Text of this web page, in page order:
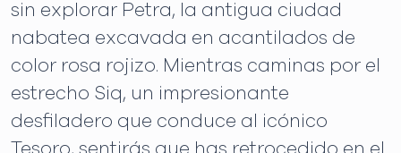
sin explorar Petra, la antigua ciudad
nabatea excavada en acantilados de
color rosa rojizo. Mientras caminas por el
estrecho Siq, un impresionante
desfiladero que conduce al icónico
Tesoro, sentirás que has retrocedido en el